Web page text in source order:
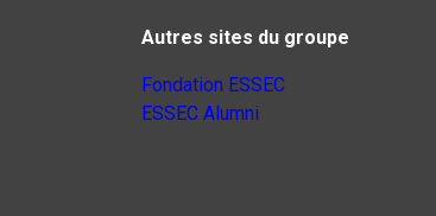
Autres sites du groupe
Fondation ESSEC
ESSEC Alumni